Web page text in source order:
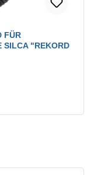
FÜR
SILCA "REKORD